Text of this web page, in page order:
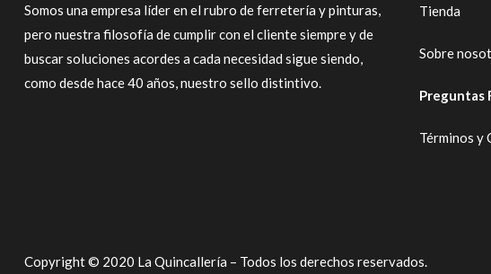
Somos una empresa líder en el rubro de ferretería y pinturas,
pero nuestra filosofía de cumplir con el cliente siempre y de
buscar soluciones acordes a cada necesidad sigue siendo,
como desde hace 40 años, nuestro sello distintivo.
Tienda
Sobre
Preguntas
Términos y
Copyright © 2020 La Quincallería – Todos los derechos reservados.